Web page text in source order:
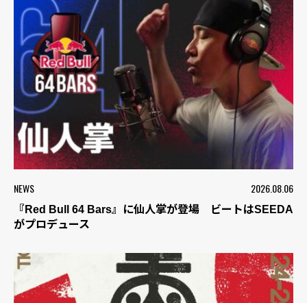
NEWS 2026.08.06
『Red Bull 64 Bars』に仙人掌が登場 ビートはSEEDA
がプロデュース